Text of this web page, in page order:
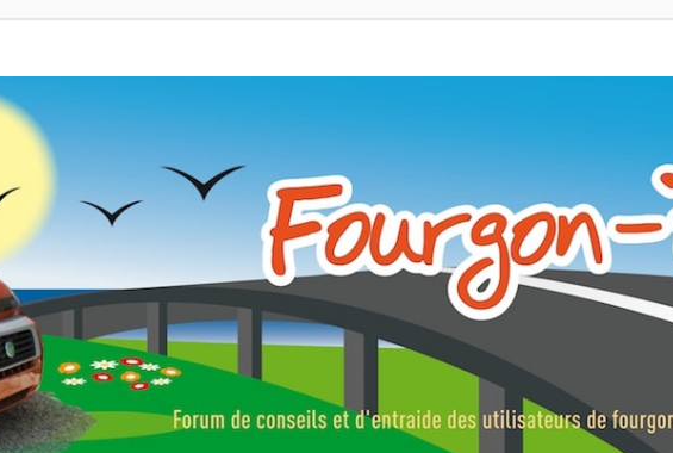
de fourgons, fourgons aménagés, vans et de camping-car. Partagez votre expérience.